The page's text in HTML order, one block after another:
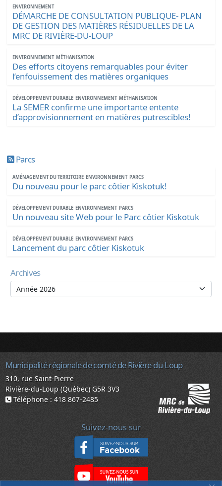
ENVIRONNEMENT
DÉMARCHE DE CONSULTATION PUBLIQUE- PLAN
DE GESTION DES MATIÈRES RÉSIDUELLES DE LA
MRC DE RIVIÈRE-DU-LOUP
ENVIRONNEMENT MÉTHANISATION
Des efforts citoyens remarquables pour éviter
l’enfouissement des matières organiques
DÉVELOPPEMENT DURABLE ENVIRONNEMENT MÉTHANISATION
La SEMER confirme une importante entente
d’approvisionnement en matières putrescibles!
Parcs
AMÉNAGEMENT DU TERRITOIRE ENVIRONNEMENT PARCS
Du nouveau pour le parc côtier Kiskotuk!
DÉVELOPPEMENT DURABLE ENVIRONNEMENT PARCS
Un nouveau site Web pour le Parc côtier Kiskotuk
DÉVELOPPEMENT DURABLE ENVIRONNEMENT PARCS
Lancement du parc côtier Kiskotuk
Archives
Municipalité régionale de comté de Rivière-du-Loup
310, rue Saint-Pierre
Rivière-du-Loup (Québec) G5R 3V3
Téléphone : 418 867-2485
Suivez-nous sur